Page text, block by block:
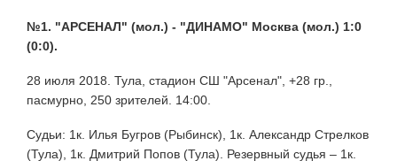
№1. "АРСЕНАЛ" (мол.) - "ДИНАМО" Москва (мол.) 1:0
(0:0).
28 июля 2018. Тула, стадион СШ "Арсенал", +28 гр.,
пасмурно, 250 зрителей. 14:00.
Судьи: 1к. Илья Бугров (Рыбинск), 1к. Александр Стрелков
(Тула), 1к. Дмитрий Попов (Тула). Резервный судья – 1к.